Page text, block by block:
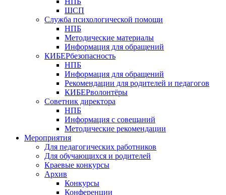
ШСП
Служба психологической помощи
НПБ
Методические материалы
Информация для обращений
КИБЕРбезопасность
НПБ
Информация для обращений
Рекомендации для родителей и педагогов
КИБЕРволонтёры
Советник директора
НПБ
Информация с совещаний
Методические рекомендации
Мероприятия
Для педагогических работников
Для обучающихся и родителей
Краевые конкурсы
Архив
Конкурсы
Конференции